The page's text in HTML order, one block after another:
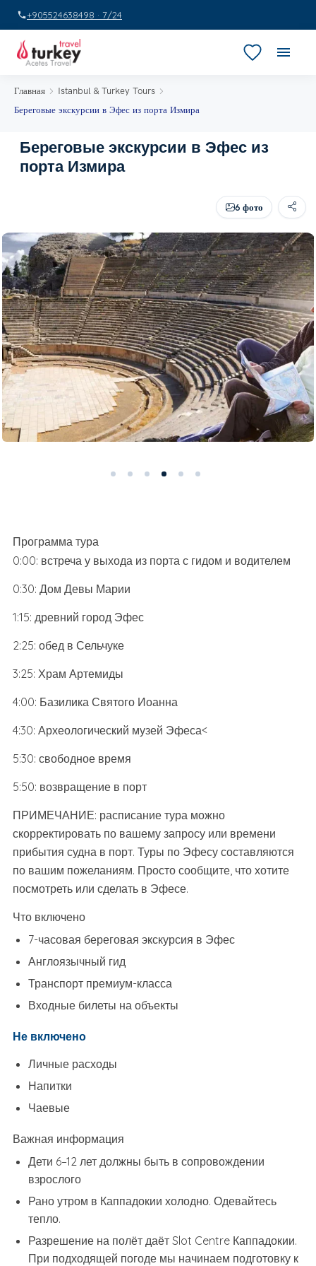
+905524638498 · 7/24
Главная
Istanbul & Turkey Tours
Береговые экскурсии в Эфес из порта Измира
Береговые экскурсии в Эфес из
порта Измира
6 фото
Программа тура
0:00: встреча у выхода из порта с гидом и водителем
0:30: Дом Девы Марии
1:15: древний город Эфес
2:25: обед в Сельчуке
3:25: Храм Артемиды
4:00: Базилика Святого Иоанна
4:30: Археологический музей Эфеса<
5:30: свободное время
5:50: возвращение в порт
ПРИМЕЧАНИЕ: расписание тура можно
скорректировать по вашему запросу или времени
прибытия судна в порт. Туры по Эфесу составляются
по вашим пожеланиям. Просто сообщите, что хотите
посмотреть или сделать в Эфесе.
Что включено
7-часовая береговая экскурсия в Эфес
Англоязычный гид
Транспорт премиум-класса
Входные билеты на объекты
Не включено
Личные расходы
Напитки
Чаевые
Важная информация
Дети 6–12 лет должны быть в сопровождении
взрослого
Рано утром в Каппадокии холодно. Одевайтесь
тепло.
Разрешение на полёт даёт Slot Centre Каппадокии.
При подходящей погоде мы начинаем подготовку к